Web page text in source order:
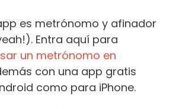
es metrónomo y afinador
Entra aquí para
un metrónomo en
con una app gratis
como para iPhone.